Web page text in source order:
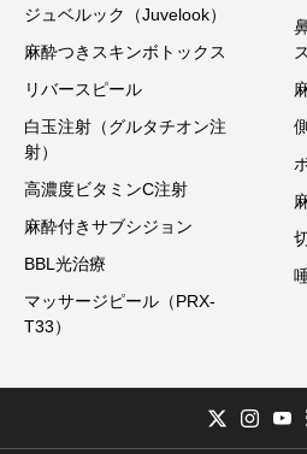
ジュベルック（Juvelook）
麻酔つきスキンボトックス
リバースピール
白玉注射（グルタチオン注
射）
高濃度ビタミンC注射
麻酔付きサブシジョン
BBL光治療
マッサージピール（PRX-
T33）